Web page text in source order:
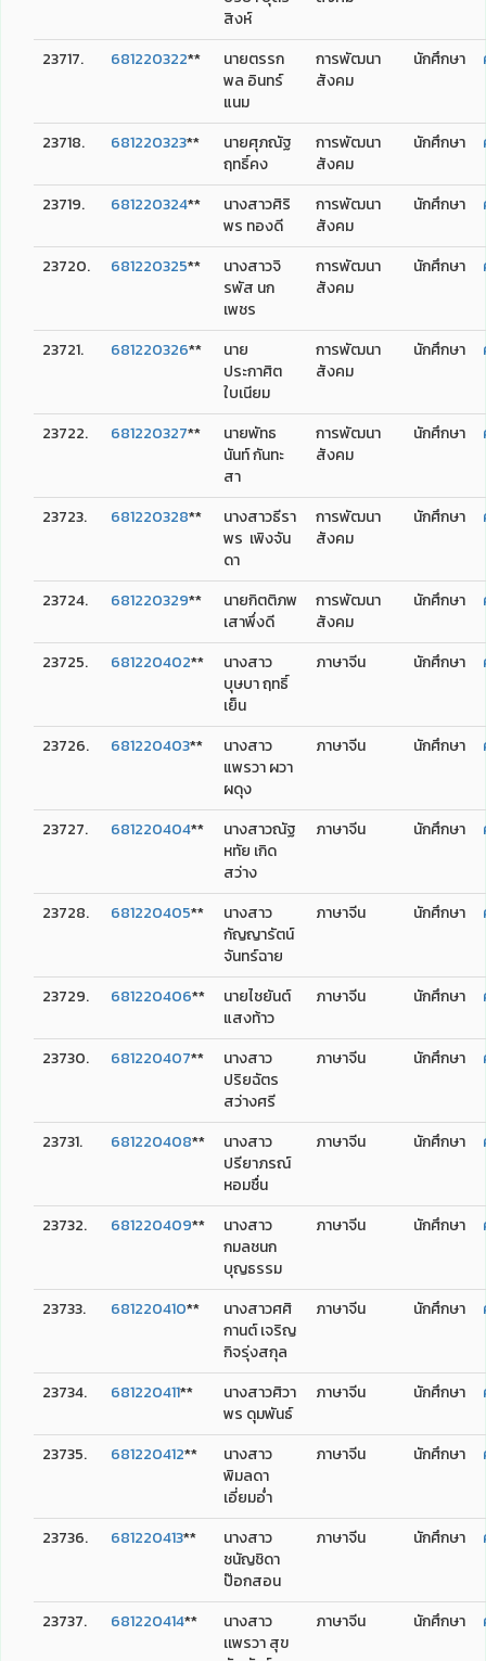
สิงห์
23717. 681220322**
นายตรรก
พล อินทร์
แนม
การพัฒนา
สังคม
นักศึกษา
23718. 681220323**
นายศุภณัฐ
ฤทธิ์คง
การพัฒนา
สังคม
นักศึกษา
23719. 681220324**
นางสาวศิริ
พร ทองดี
การพัฒนา
สังคม
นักศึกษา
23720. 681220325**
นางสาวจิ
รพัส นก
เพชร
การพัฒนา
สังคม
นักศึกษา
23721. 681220326**
นาย
ประกาศิต
ใบเนียม
การพัฒนา
สังคม
นักศึกษา
23722. 681220327**
นายพัทธ
นันท์ กันทะ
สา
การพัฒนา
สังคม
นักศึกษา
23723. 681220328**
นางสาวธีรา
พร เพิงจัน
ดา
การพัฒนา
สังคม
นักศึกษา
23724. 681220329**
นายกิตติภพ
เสาพึ่งดี
การพัฒนา
สังคม
นักศึกษา
23725. 681220402**
นางสาว
บุษบา ฤทธิ์
เย็น
ภาษาจีน นักศึกษา
23726. 681220403**
นางสาว
แพรวา ผวา
ผดุง
ภาษาจีน นักศึกษา
23727. 681220404**
นางสาวณัฐ
หทัย เกิด
สว่าง
ภาษาจีน นักศึกษา
23728. 681220405**
นางสาว
กัญญารัตน์
จันทร์ฉาย
ภาษาจีน นักศึกษา
23729. 681220406**
นายไชยันต์
แสงท้าว
ภาษาจีน นักศึกษา
23730. 681220407**
นางสาว
ปริยฉัตร
สว่างศรี
ภาษาจีน นักศึกษา
23731. 681220408**
นางสาว
ปรียาภรณ์
หอมชื่น
ภาษาจีน นักศึกษา
23732. 681220409**
นางสาว
กมลชนก
บุญธรรม
ภาษาจีน นักศึกษา
23733. 681220410**
นางสาวศศิ
กานต์ เจริญ
กิจรุ่งสกุล
ภาษาจีน นักศึกษา
23734. 681220411**
นางสาวศิวา
พร ดุมพันธ์
ภาษาจีน นักศึกษา
23735. 681220412**
นางสาว
พิมลดา
เอี่ยมอ่ำ
ภาษาจีน นักศึกษา
23736. 681220413**
นางสาว
ชนัญชิดา
ป๊อกสอน
ภาษาจีน นักศึกษา
23737. 681220414**
นางสาว
เเพรวา สุข
ภาษาจีน นักศึกษา